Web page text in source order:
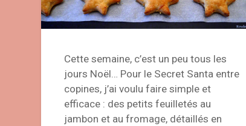
Cette semaine, c’est un peu tous les
jours Noël… Pour le Secret Santa entre
copines, j’ai voulu faire simple et
efficace : des petits feuilletés au
jambon et au fromage, détaillés en